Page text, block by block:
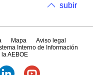
subir
Mapa
Aviso legal
Interno de Información
AEBOE